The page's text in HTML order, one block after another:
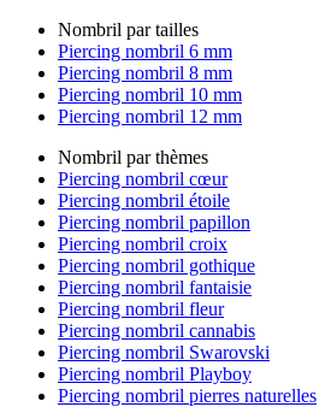
Nombril par tailles
Piercing nombril 6 mm
Piercing nombril 8 mm
Piercing nombril 10 mm
Piercing nombril 12 mm
Nombril par thèmes
Piercing nombril cœur
Piercing nombril étoile
Piercing nombril papillon
Piercing nombril croix
Piercing nombril gothique
Piercing nombril fantaisie
Piercing nombril fleur
Piercing nombril cannabis
Piercing nombril Swarovski
Piercing nombril Playboy
Piercing nombril pierres naturelles